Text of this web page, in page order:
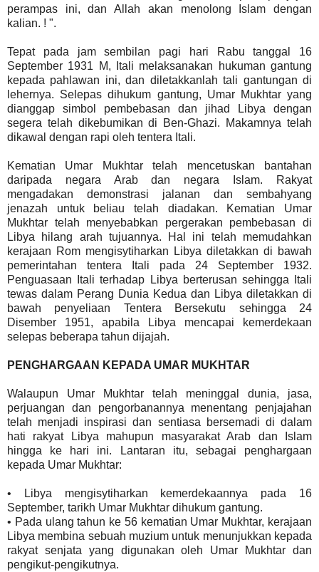
perampas ini, dan Allah akan menolong Islam dengan
kalian. ! ".
Tepat pada jam sembilan pagi hari Rabu tanggal 16
September 1931 M, Itali melaksanakan hukuman gantung
kepada pahlawan ini, dan diletakkanlah tali gantungan di
lehernya. Selepas dihukum gantung, Umar Mukhtar yang
dianggap simbol pembebasan dan jihad Libya dengan
segera telah dikebumikan di Ben-Ghazi. Makamnya telah
dikawal dengan rapi oleh tentera Itali.
Kematian Umar Mukhtar telah mencetuskan bantahan
daripada negara Arab dan negara Islam. Rakyat
mengadakan demonstrasi jalanan dan sembahyang
jenazah untuk beliau telah diadakan. Kematian Umar
Mukhtar telah menyebabkan pergerakan pembebasan di
Libya hilang arah tujuannya. Hal ini telah memudahkan
kerajaan Rom mengisytiharkan Libya diletakkan di bawah
pemerintahan tentera Itali pada 24 September 1932.
Penguasaan Itali terhadap Libya berterusan sehingga Itali
tewas dalam Perang Dunia Kedua dan Libya diletakkan di
bawah penyeliaan Tentera Bersekutu sehingga 24
Disember 1951, apabila Libya mencapai kemerdekaan
selepas beberapa tahun dijajah.
PENGHARGAAN KEPADA UMAR MUKHTAR
Walaupun Umar Mukhtar telah meninggal dunia, jasa,
perjuangan dan pengorbanannya menentang penjajahan
telah menjadi inspirasi dan sentiasa bersemadi di dalam
hati rakyat Libya mahupun masyarakat Arab dan Islam
hingga ke hari ini. Lantaran itu, sebagai penghargaan
kepada Umar Mukhtar:
• Libya mengisytiharkan kemerdekaannya pada 16
September, tarikh Umar Mukhtar dihukum gantung.
• Pada ulang tahun ke 56 kematian Umar Mukhtar, kerajaan
Libya membina sebuah muzium untuk menunjukkan kepada
rakyat senjata yang digunakan oleh Umar Mukhtar dan
pengikut-pengikutnya.